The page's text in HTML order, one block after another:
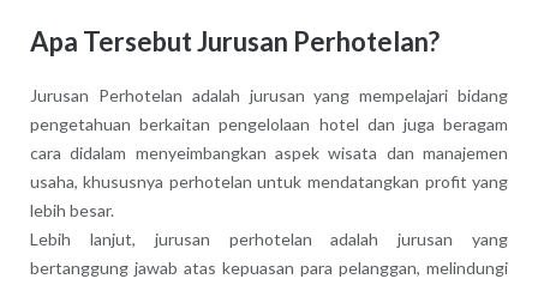
Apa Tersebut Jurusan Perhotelan?
Jurusan Perhotelan adalah jurusan yang mempelajari bidang
pengetahuan berkaitan pengelolaan hotel dan juga beragam
cara didalam menyeimbangkan aspek wisata dan manajemen
usaha, khususnya perhotelan untuk mendatangkan profit yang
lebih besar.
Lebih lanjut, jurusan perhotelan adalah jurusan yang
bertanggung jawab atas kepuasan para pelanggan, melindungi